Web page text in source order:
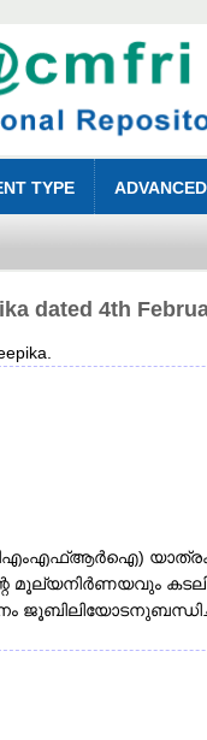
TYPE
4th
യാത്രക്ക്
മൂല്യനിർണയവും